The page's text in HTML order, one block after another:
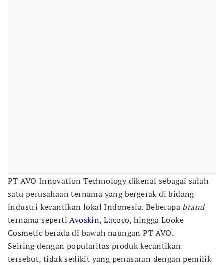
PT AVO Innovation Technology dikenal sebagai salah
satu perusahaan ternama yang bergerak di bidang
industri kecantikan lokal Indonesia. Beberapa brand
ternama sepertiAvoskin, Lacoco, hingga Looke
Cosmetic berada di bawah naungan PT AVO.
Seiring dengan popularitas produk kecantikan
tersebut, tidak sedikit yang penasaran dengan pemilik